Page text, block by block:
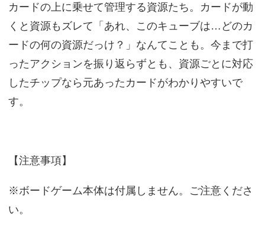
カードの上に乗せて管理する資源たち。カードが動
くと資源もズレて「あれ、このキューブは…どのカ
ードの何の資源だっけ？」なんてことも。今まで打
ったアクションを振り返らずとも、資源ごとに対応
したチップなら元あったカードがわかりやすいで
す。
【注意事項】
※ボードゲーム本体は付属しません。ご注意くださ
い。